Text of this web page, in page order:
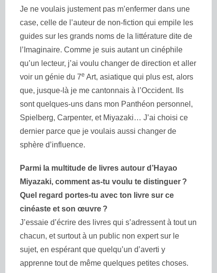
Je ne voulais justement pas m’enfermer dans une
case, celle de l’auteur de non-fiction qui empile les
guides sur les grands noms de la littérature dite de
l’Imaginaire. Comme je suis autant un cinéphile
qu’un lecteur, j’ai voulu changer de direction et aller
voir un génie du 7e Art, asiatique qui plus est, alors
que, jusque-là je me cantonnais à l’Occident. Ils
sont quelques-uns dans mon Panthéon personnel,
Spielberg, Carpenter, et Miyazaki… J’ai choisi ce
dernier parce que je voulais aussi changer de
sphère d’influence.
Parmi la multitude de livres autour d’Hayao
Miyazaki, comment as-tu voulu te distinguer ?
Quel regard portes-tu avec ton livre sur ce
cinéaste et son œuvre ?
J’essaie d’écrire des livres qui s’adressent à tout un
chacun, et surtout à un public non expert sur le
sujet, en espérant que quelqu’un d’averti y
apprenne tout de même quelques petites choses.